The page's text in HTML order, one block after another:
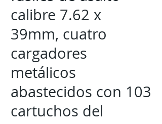
calibre 7.62 x
39mm, cuatro
cargadores
metálicos
abastecidos con 103
cartuchos del